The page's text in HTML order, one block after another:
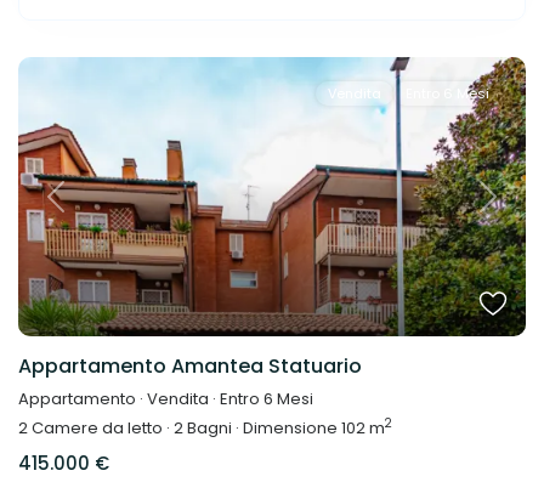
Previous Next
Vendita Entro 6 Mesi
Appartamento Amantea Statuario
Appartamento · Vendita · Entro 6 Mesi
2Camere da letto · 2Bagni · Dimensione 102 m2
415.000 €